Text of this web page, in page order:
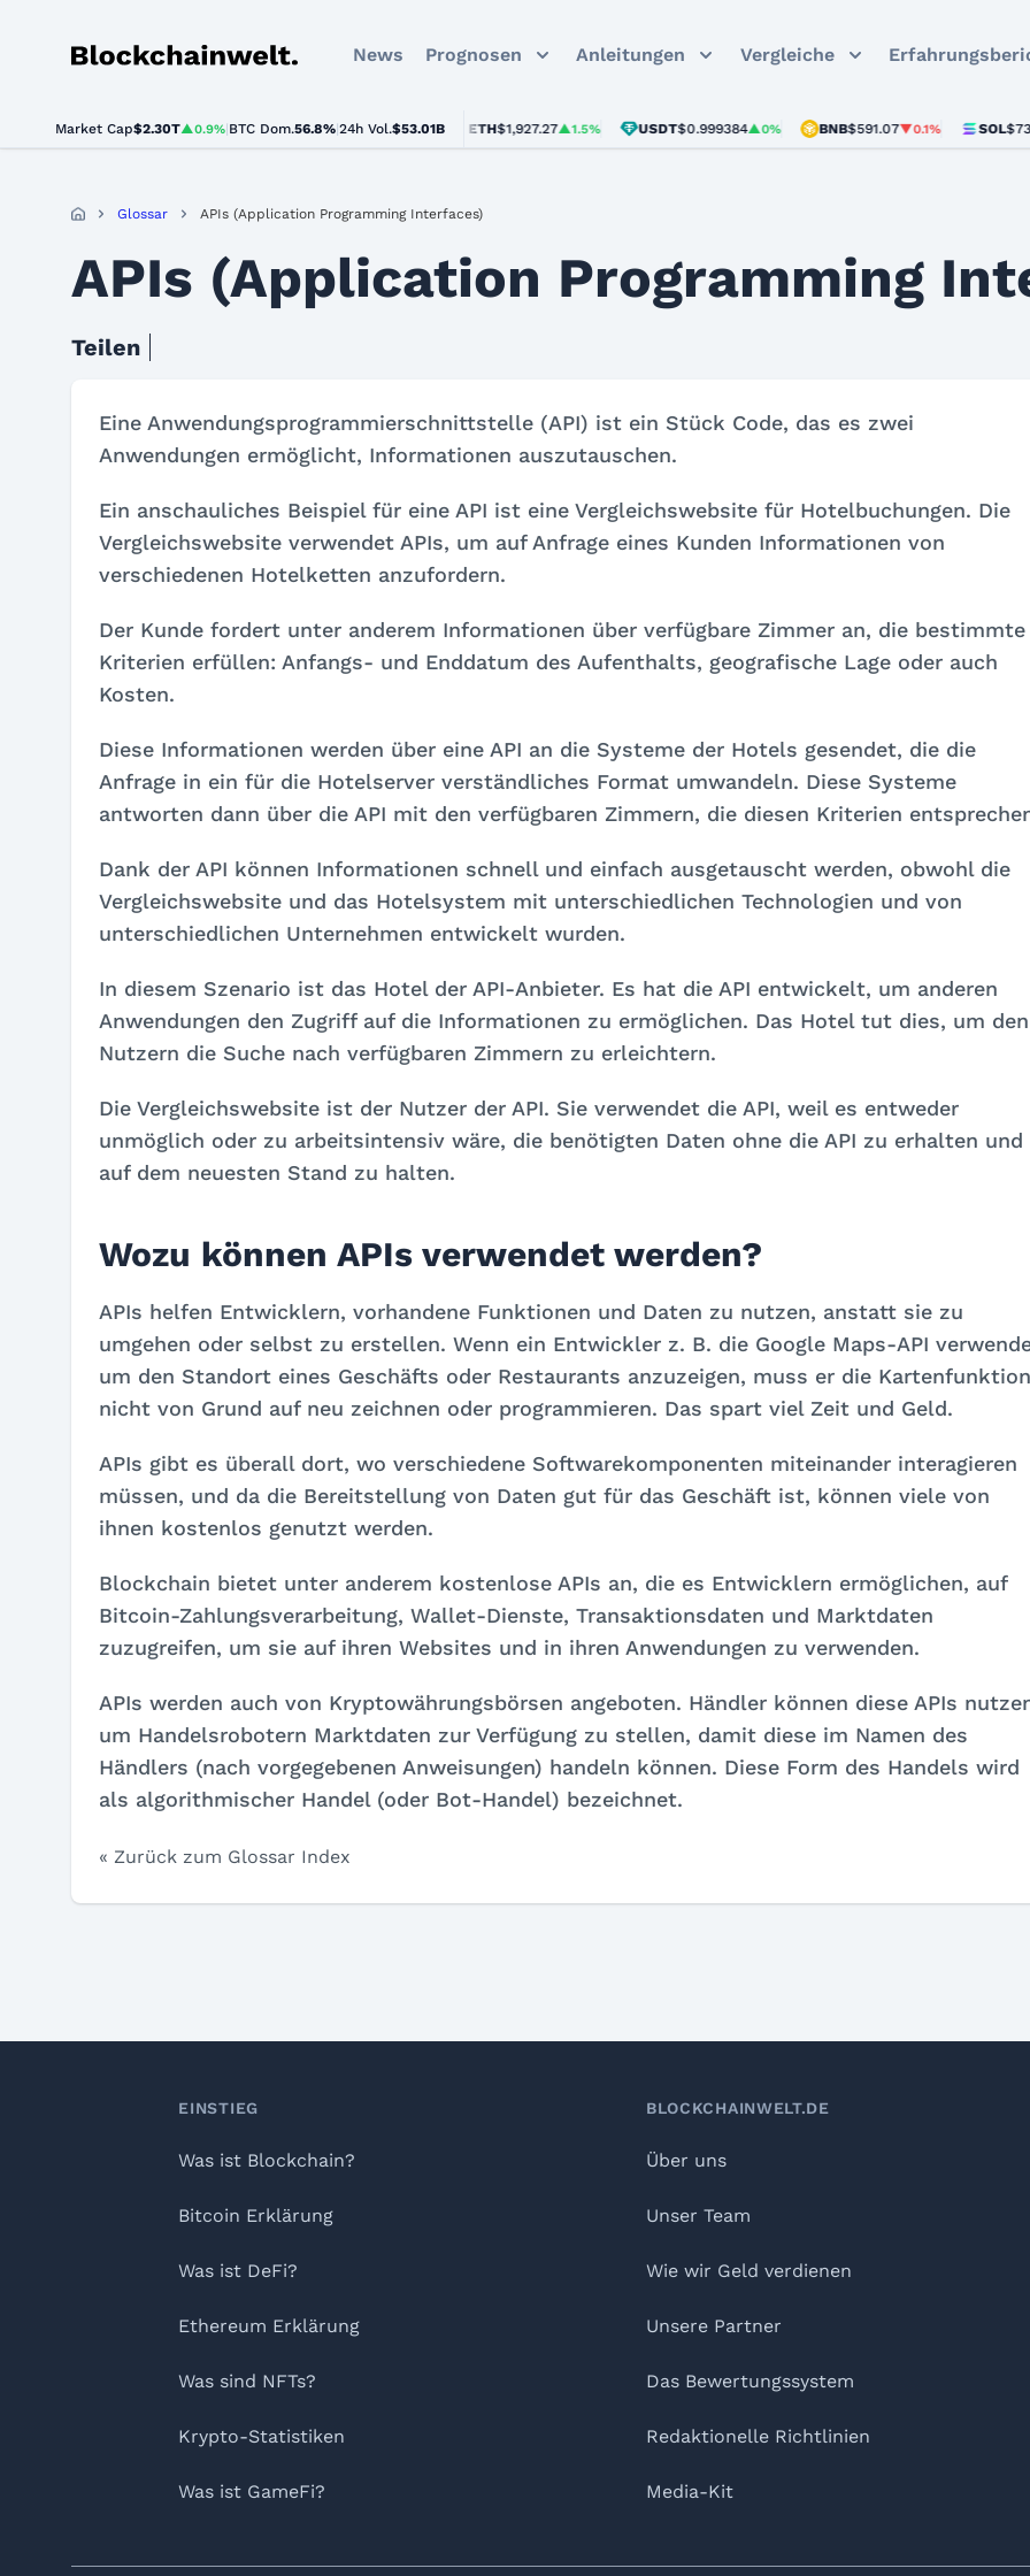
Blockchainwelt News Prognosen Anleitungen Vergleiche
Market Cap$2.30T▲0.9% BTC Dom.56.8% 24h Vol.$53.01B
BTC$65,145.00▲1.1% ETH$1,927.27▲1.5% USDT$0.999384▲0% BNB$591.07▼0.1% SOL$73.81
Glossar APIs (Application Programming Interfaces)
APIs (Application Programming
Teilen
Eine Anwendungsprogrammierschnittstelle (API) ist ein Stück Code, das es zwei
Anwendungen ermöglicht, Informationen auszutauschen.
Ein anschauliches Beispiel für eine API ist eine Vergleichswebsite für Hotelbuchungen. Die
Vergleichswebsite verwendet APIs, um auf Anfrage eines Kunden Informationen von
verschiedenen Hotelketten anzufordern.
Der Kunde fordert unter anderem Informationen über verfügbare Zimmer an, die bestimmte
Kriterien erfüllen: Anfangs- und Enddatum des Aufenthalts, geografische Lage oder auch
Kosten.
Diese Informationen werden über eine API an die Systeme der Hotels gesendet, die die
Anfrage in ein für die Hotelserver verständliches Format umwandeln. Diese Systeme
antworten dann über die API mit den verfügbaren Zimmern, die diesen Kriterien
Dank der API können Informationen schnell und einfach ausgetauscht werden, obwohl die
Vergleichswebsite und das Hotelsystem mit unterschiedlichen Technologien und von
unterschiedlichen Unternehmen entwickelt wurden.
In diesem Szenario ist das Hotel der API-Anbieter. Es hat die API entwickelt, um anderen
Anwendungen den Zugriff auf die Informationen zu ermöglichen. Das Hotel tut dies, um den
Nutzern die Suche nach verfügbaren Zimmern zu erleichtern.
Die Vergleichswebsite ist der Nutzer der API. Sie verwendet die API, weil es entweder
unmöglich oder zu arbeitsintensiv wäre, die benötigten Daten ohne die API zu erhalten und
auf dem neuesten Stand zu halten.
Wozu können APIs verwendet werden?
APIs helfen Entwicklern, vorhandene Funktionen und Daten zu nutzen, anstatt sie zu
umgehen oder selbst zu erstellen. Wenn ein Entwickler z. B. die Google Maps-API
um den Standort eines Geschäfts oder Restaurants anzuzeigen, muss er die Kartenfunktion
nicht von Grund auf neu zeichnen oder programmieren. Das spart viel Zeit und Geld.
APIs gibt es überall dort, wo verschiedene Softwarekomponenten miteinander interagieren
müssen, und da die Bereitstellung von Daten gut für das Geschäft ist, können viele von
ihnen kostenlos genutzt werden.
Blockchain bietet unter anderem kostenlose APIs an, die es Entwicklern ermöglichen, auf
Bitcoin-Zahlungsverarbeitung, Wallet-Dienste, Transaktionsdaten und Marktdaten
zuzugreifen, um sie auf ihren Websites und in ihren Anwendungen zu verwenden.
APIs werden auch von Kryptowährungsbörsen angeboten. Händler können diese APIs
um Handelsrobotern Marktdaten zur Verfügung zu stellen, damit diese im Namen des
Händlers (nach vorgegebenen Anweisungen) handeln können. Diese Form des Handels wird
als algorithmischer Handel (oder Bot-Handel) bezeichnet.
« Zurück zum Glossar Index
EINSTIEG
Was ist Blockchain?
Bitcoin Erklärung
Was ist DeFi?
Ethereum Erklärung
Was sind NFTs?
Krypto-Statistiken
Was ist GameFi?
BLOCKCHAINWELT.DE
Über uns
Unser Team
Wie wir Geld verdienen
Unsere Partner
Das Bewertungssystem
Redaktionelle Richtlinien
Media-Kit